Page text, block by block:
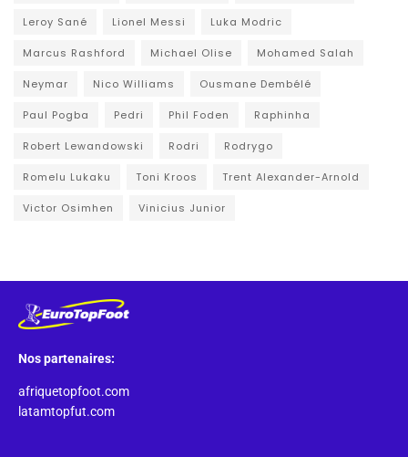
Leroy Sané Lionel Messi Luka Modric
Marcus Rashford Michael Olise Mohamed Salah
Neymar Nico Williams Ousmane Dembélé
Paul Pogba Pedri Phil Foden Raphinha
Robert Lewandowski Rodri Rodrygo
Romelu Lukaku Toni Kroos Trent Alexander-Arnold
Victor Osimhen Vinicius Junior
Nos partenaires:
afriquetopfoot.com
latamtopfut.com